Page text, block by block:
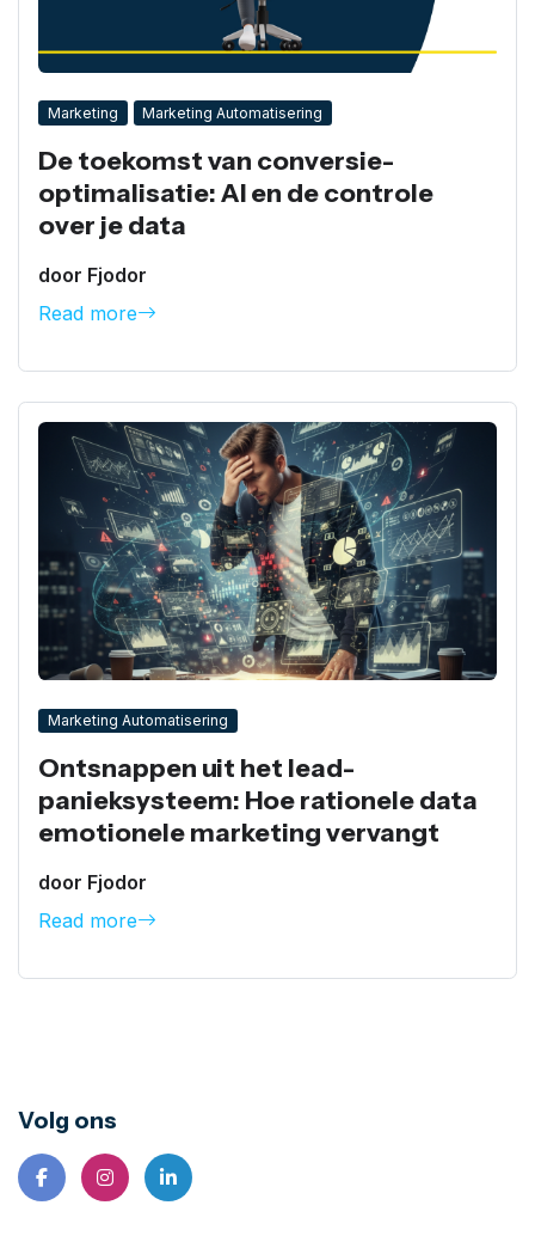
Marketing Marketing Automatisering
De toekomst van conversie-
optimalisatie: AI en de controle
over je data
door Fjodor
Read more
Marketing Automatisering
Ontsnappen uit het lead-
panieksysteem: Hoe rationele data
emotionele marketing vervangt
door Fjodor
Read more
Volg ons